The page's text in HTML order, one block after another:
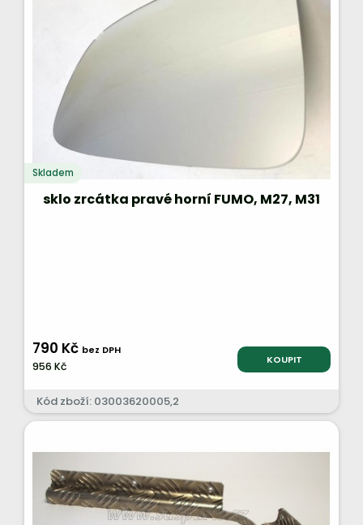
Skladem
sklo zrcátka pravé horní FUMO, M27, M31
790 Kč bez DPH
956 Kč KOUPIT
Kód zboží: 03003620005,2